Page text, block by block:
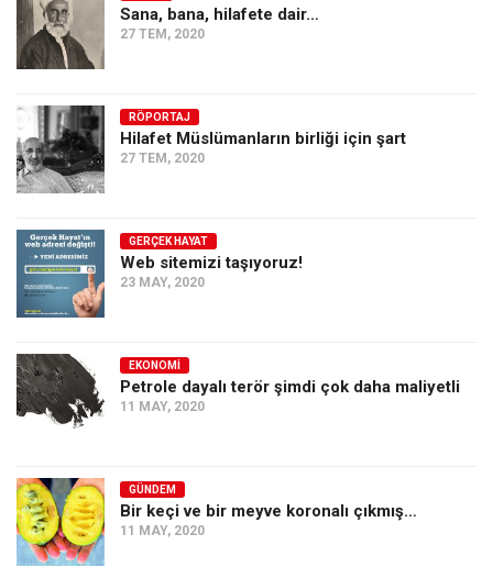
Sana, bana, hilafete dair…
27 TEM, 2020
RÖPORTAJ
Hilafet Müslümanların birliği için şart
27 TEM, 2020
GERÇEK HAYAT
Web sitemizi taşıyoruz!
23 MAY, 2020
EKONOMI
Petrole dayalı terör şimdi çok daha maliyetli
11 MAY, 2020
GÜNDEM
Bir keçi ve bir meyve koronalı çıkmış…
11 MAY, 2020